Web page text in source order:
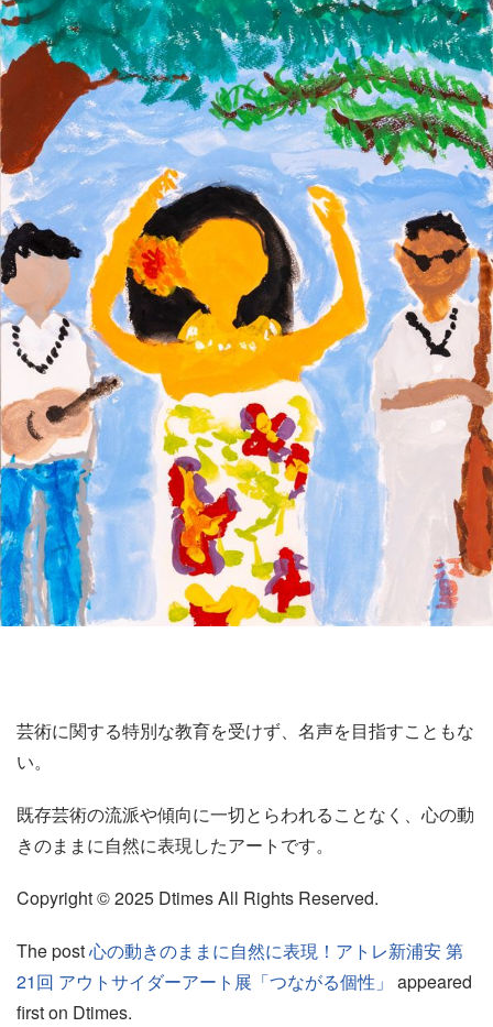
芸術に関する特別な教育を受けず、名声を目指すこともな
い。
既存芸術の流派や傾向に一切とらわれることなく、心の動
きのままに自然に表現したアートです。
Copyright © 2025 Dtimes All Rights Reserved.
The post心の動きのままに自然に表現！アトレ新浦安 第
21回 アウトサイダーアート展「つながる個性」 appeared
first on Dtimes.